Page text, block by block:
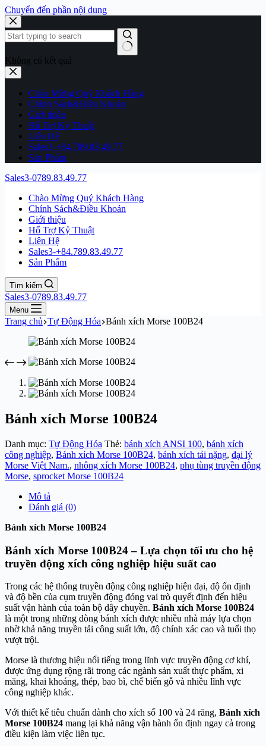
Chuyển đến phần nội dung
Không có kết quả
Chào Mừng Quý Khách Hàng
Chính Sách&Điều Khoản
Giới thiệu
Hổ Trợ Kỷ Thuật
Liên Hệ
Sales3-+84.789.83.49.77
Sản Phẩm
Sales3-0789.83.49.77
Chào Mừng Quý Khách Hàng
Chính Sách&Điều Khoản
Giới thiệu
Hổ Trợ Kỷ Thuật
Liên Hệ
Sales3-+84.789.83.49.77
Sản Phẩm
Tìm kiếm
Sales3-0789.83.49.77
Menu
Trang chủ Tự Động Hóa Bánh xích Morse 100B24
Bánh xích Morse 100B24
Danh mục: Tự Động Hóa Thẻ: bánh xích ANSI 100, bánh xích
công nghiệp, Bánh xích Morse 100B24, bánh xích tải nặng, đại lý
Morse Việt Nam., nhông xích Morse 100B24, phụ tùng truyền động
Morse, sprocket Morse 100B24
Mô tả
Đánh giá (0)
Bánh xích Morse 100B24
Bánh xích Morse 100B24 – Lựa chọn tối ưu cho hệ
truyền động xích công nghiệp hiệu suất cao
Trong các hệ thống truyền động công nghiệp hiện đại, độ ổn định
và độ bền của cụm truyền động đóng vai trò quyết định đến hiệu
suất vận hành của toàn bộ dây chuyền. Bánh xích Morse 100B24
là một trong những dòng bánh xích được nhiều nhà máy lựa chọn
nhờ khả năng truyền tải công suất lớn, độ chính xác cao và tuổi thọ
vượt trội.
Morse là thương hiệu nổi tiếng trong lĩnh vực truyền động cơ khí,
được ứng dụng rộng rãi trong các ngành sản xuất thực phẩm, xi
măng, khai khoáng, thép, bao bì, chế biến gỗ và nhiều lĩnh vực
công nghiệp khác.
Với thiết kế tiêu chuẩn dành cho xích số 100 và 24 răng, Bánh xích
Morse 100B24 mang lại khả năng vận hành ổn định ngay cả trong
điều kiện làm việc liên tục.